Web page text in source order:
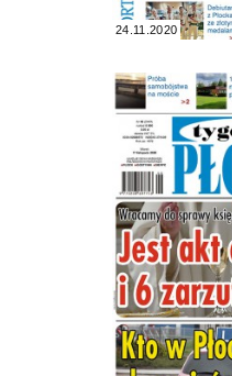
24.11.2020